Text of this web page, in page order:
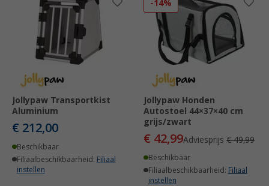
Jollypaw Transportkist
Aluminium
€ 212,00
Beschikbaar
Filiaalbeschikbaarheid: Filiaal
instellen
-14%
Jollypaw Honden
Autostoel 44×37×40 cm
grijs/zwart
€ 42,99Adviesprijs € 49,99
Beschikbaar
Filiaalbeschikbaarheid: Filiaal
instellen